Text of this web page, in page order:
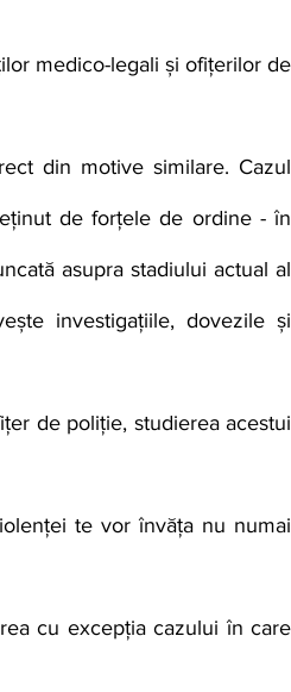
din motive similare. Cazul
de forțele de ordine - în
asupra stadiului actual al
investigațiile, dovezile și